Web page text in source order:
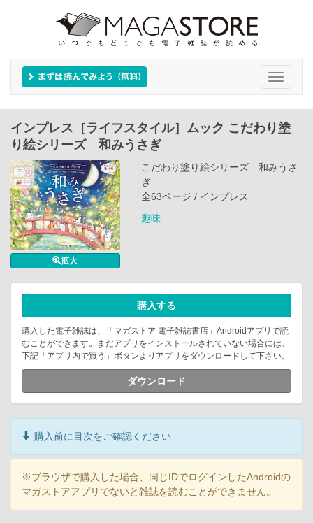
Toggle
インプレス［ライフスタイル］ムック こだわり塗
り絵シリーズ 和みうさぎ
拡大
こだわり塗り絵シリーズ 和みうさ
ぎ
全63ページ / インプレス
趣味
購入する
購入した電子雑誌は、「マガストア 電子雑誌書店」Androidアプリで読
むことができます。まだアプリをインストールされていない場合には、
下記「アプリ内で買う」ボタンよりアプリをダウンロードして下さい。
ダウンロード
購入前に目次をご確認ください
※ブラウザで購入した場合、同じIDでログインしたAndroidの
マガストアアプリでないと雑誌を読むことができません。